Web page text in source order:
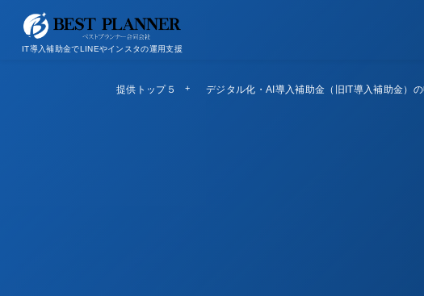
IT導入補助金でLINEやインスタの運用支援
提供トップ５
Top5 デジタル化・AI導入補助金（旧IT導入補助金）